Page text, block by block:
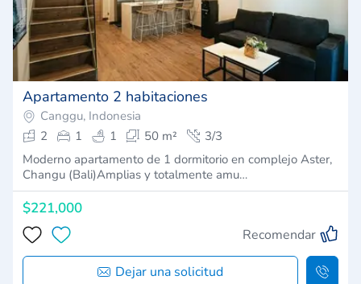
Apartamento 2 habitaciones
Canggu, Indonesia
2
1 1 50 m²
3/3
Moderno apartamento de 1 dormitorio en complejo Aster,
Changu (Bali)Amplias y totalmente amu…
$221,000
Recomendar
Dejar una solicitud